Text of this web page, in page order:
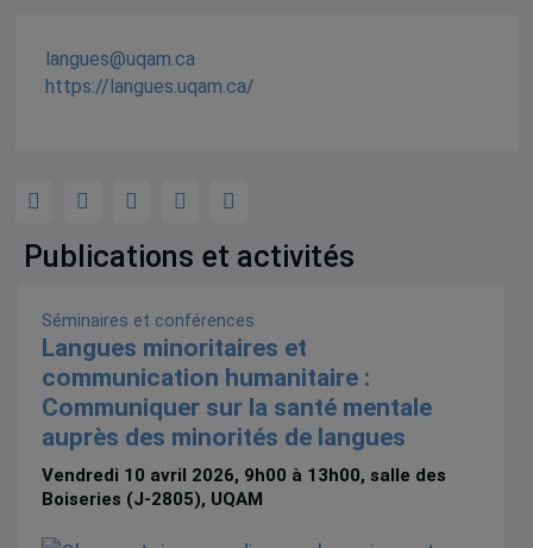
langues@uqam.ca
https://langues.uqam.ca/
Publications et activités
Séminaires et conférences
Langues minoritaires et
communication humanitaire :
Communiquer sur la santé mentale
auprès des minorités de langues
Vendredi 10 avril 2026, 9h00 à 13h00, salle des
Boiseries (J-2805), UQAM